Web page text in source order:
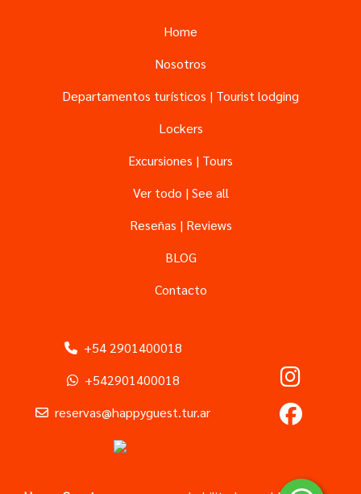
Home
Nosotros
Departamentos turísticos | Tourist lodging
Lockers
Excursiones | Tours
Ver todo | See all
Reseñas | Reviews
BLOG
Contacto
+54 2901400018
+542901400018
reservas@happyguest.tur.ar